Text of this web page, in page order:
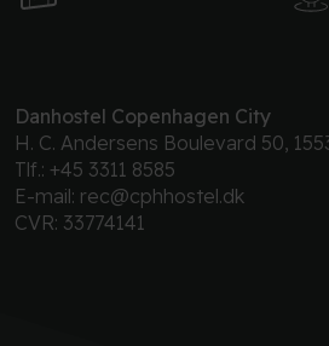
Danhostel Copenhagen City
H. C. Andersens Boulevard 50,
Tlf.: +45 3311 8585
E-mail: rec@cphhostel.dk
CVR: 33774141